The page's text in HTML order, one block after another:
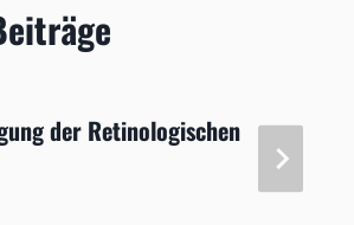
der Retinologischen